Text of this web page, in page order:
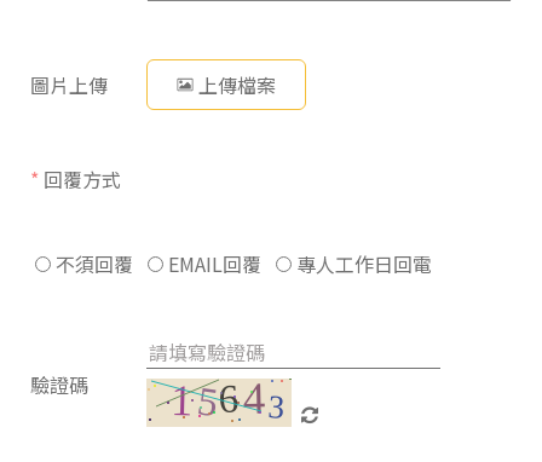
圖片上傳 上傳檔案
* 回覆方式
不須回覆 EMAIL回覆 專人工作日回電
驗證碼